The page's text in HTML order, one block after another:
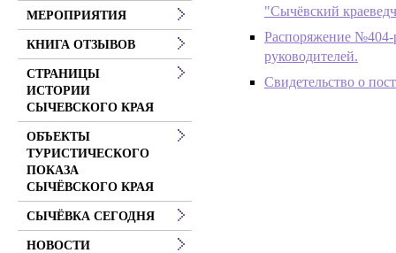
"Сычёвский
Распоряжение №404-
руководителей.
Свидетельство о
МЕРОПРИЯТИЯ
КНИГА ОТЗЫВОВ
СТРАНИЦЫ
ИСТОРИИ
СЫЧЕВСКОГО КРАЯ
ОБЪЕКТЫ
ТУРИСТИЧЕСКОГО
ПОКАЗА
СЫЧЁВСКОГО КРАЯ
СЫЧЁВКА СЕГОДНЯ
НОВОСТИ